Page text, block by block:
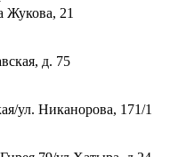
Жукова, 21
д. 75
ул. Никанорова, 171/1